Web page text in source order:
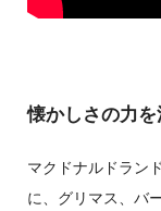
懐かしさの力
マクドナルドラン
に、グリマス、バ